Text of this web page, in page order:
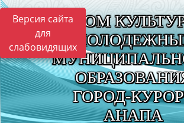
Версия сайта
для
слабовидящих
"ДОМ
ГОРОД-
АНАПА